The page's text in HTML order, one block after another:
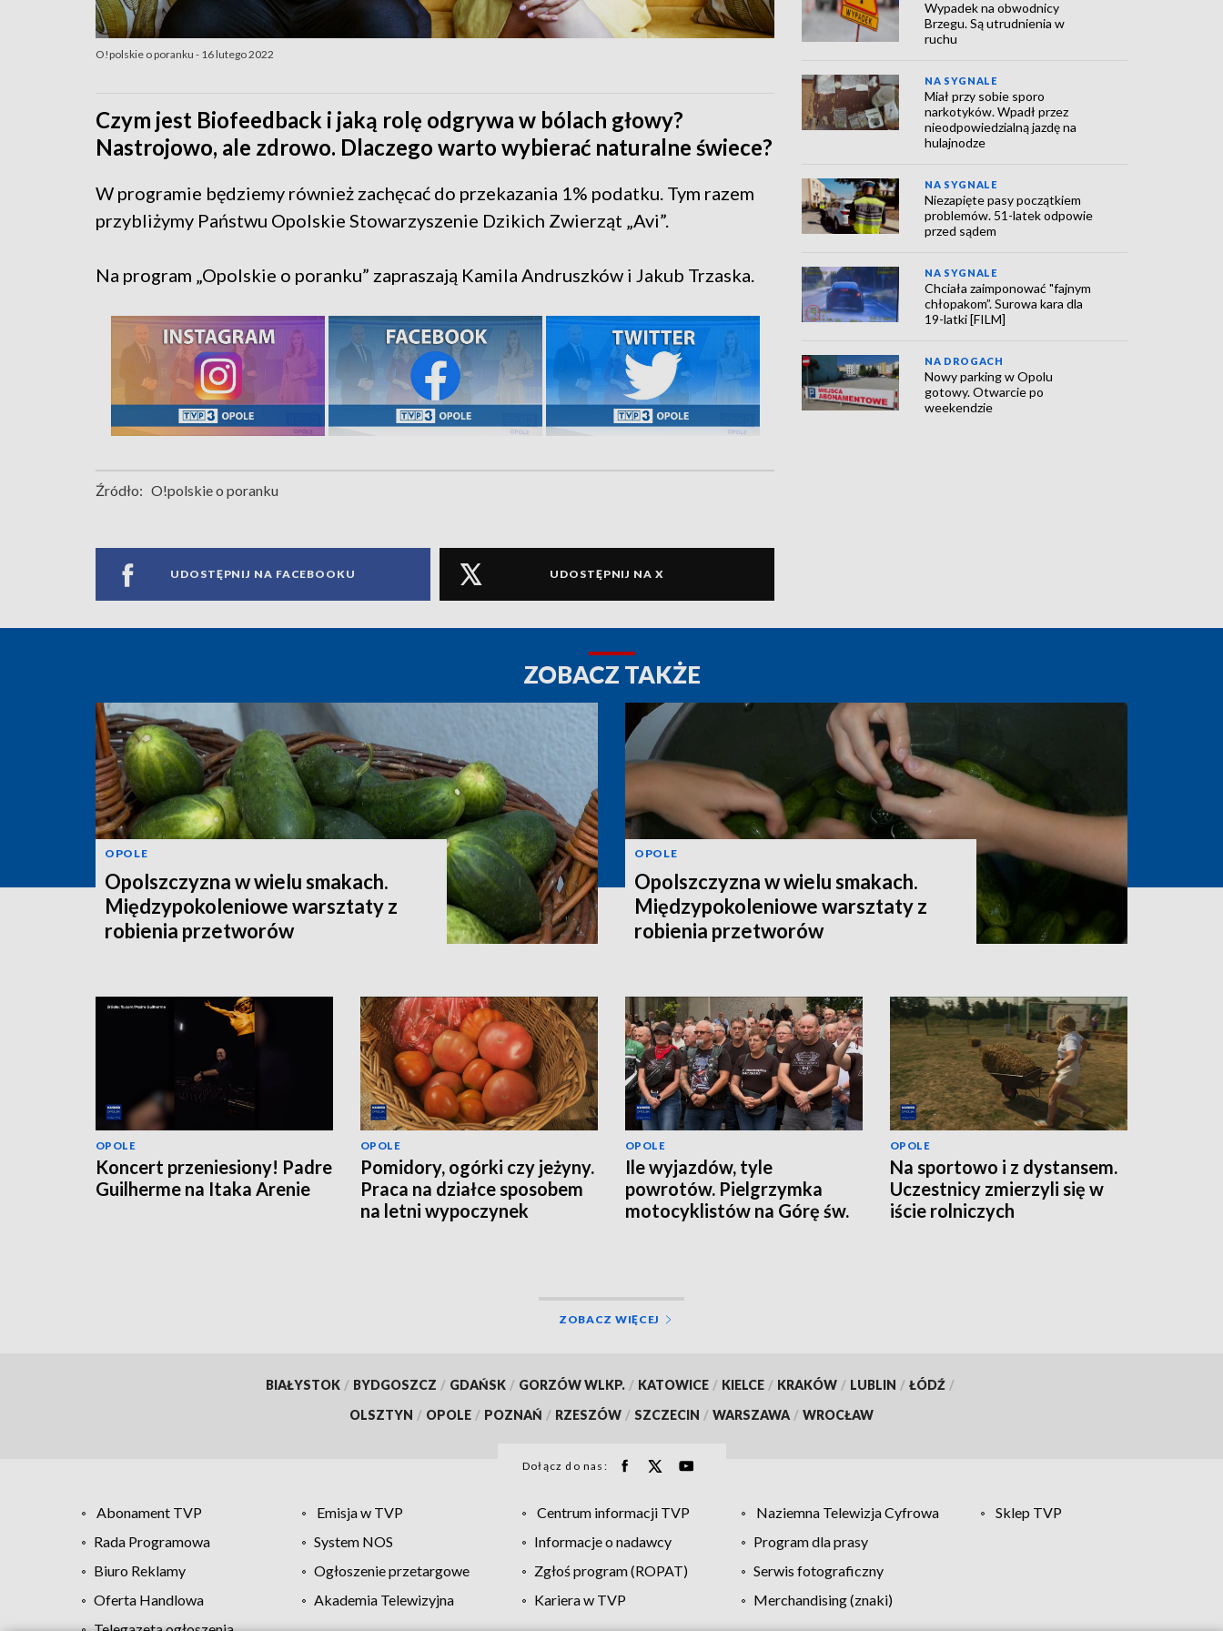
O!polskie o poranku - 16 lutego 2022
Czym jest Biofeedback i jaką rolę odgrywa w bólach głowy?
Nastrojowo, ale zdrowo. Dlaczego warto wybierać naturalne świece?
W programie będziemy również zachęcać do przekazania 1% podatku. Tym razem
przybliżymy Państwu Opolskie Stowarzyszenie Dzikich Zwierząt „Avi”.
Na program „Opolskie o poranku” zapraszają Kamila Andruszków i Jakub Trzaska.
Źródło: O!polskie o poranku
UDOSTĘPNIJ NA FACEBOOKU UDOSTĘPNIJ NA X
Wypadek na obwodnicy
Brzegu. Są utrudnienia w
ruchu
NA SYGNALE
Miał przy sobie sporo
narkotyków. Wpadł przez
nieodpowiedzialną jazdę na
hulajnodze
NA SYGNALE
Niezapięte pasy początkiem
problemów. 51-latek odpowie
przed sądem
NA SYGNALE
Chciała zaimponować "fajnym
chłopakom”. Surowa kara dla
19-latki [FILM]
NA DROGACH
Nowy parking w Opolu
gotowy. Otwarcie po
weekendzie
ZOBACZ TAKŻE
OPOLE
Opolszczyzna w wielu smakach.
Międzypokoleniowe warsztaty z
robienia przetworów
OPOLE
Opolszczyzna w wielu smakach.
Międzypokoleniowe warsztaty z
robienia przetworów
OPOLE
Koncert przeniesiony! Padre
Guilherme na Itaka Arenie
OPOLE
Pomidory, ogórki czy jeżyny.
Praca na działce sposobem
na letni wypoczynek
OPOLE
Ile wyjazdów, tyle
powrotów. Pielgrzymka
motocyklistów na Górę św.
OPOLE
Na sportowo i z dystansem.
Uczestnicy zmierzyli się w
iście rolniczych
ZOBACZ WIĘCEJ
BIAŁYSTOK / BYDGOSZCZ / GDAŃSK / GORZÓW WLKP. / KATOWICE / KIELCE / KRAKÓW / LUBLIN / ŁÓDŹ /
OLSZTYN / OPOLE / POZNAŃ / RZESZÓW / SZCZECIN / WARSZAWA / WROCŁAW
Dołącz do nas:
Abonament TVP Emisja w TVP Centrum informacji TVP Naziemna Telewizja Cyfrowa
Sklep TVP
Rada Programowa
System NOS Informacje o nadawcy
Program dla prasy
Biuro Reklamy
Ogłoszenie przetargowe Zgłoś program (ROPAT)
Serwis fotograficzny
Oferta Handlowa
Akademia Telewizyjna Kariera w TVP
Merchandising (znaki)